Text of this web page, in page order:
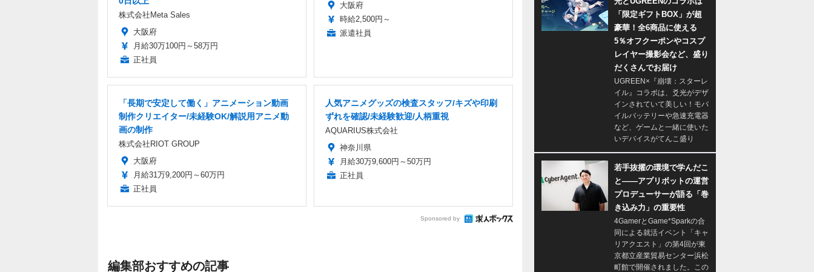
株式会社Meta Sales
大阪府
月給30万100円～58万円
正社員
大阪府
時給2,500円～
派遣社員
「長期で安定して働く」アニメーション動画
制作クリエイター/未経験OK/解説用アニメ動
画の制作
株式会社RIOT GROUP
大阪府
月給31万9,200円～60万円
正社員
人気アニメグッズの検査スタッフ/キズや印刷
ずれを確認/未経験歓迎/人柄重視
AQUARIUS株式会社
神奈川県
月給30万9,600円～50万円
正社員
Sponsored by
編集部おすすめの記事
「限定ギフトBOX」が超
豪華！全6商品に使える
5％オフクーポンやコスプ
レイヤー撮影会など、盛り
だくさんでお届け
UGREEN×『崩壊：スターレ
イル』コラボは、爻光がデザ
インされていて美しい！モバ
イルバッテリーや急速充電器
など、ゲームと一緒に使いた
いデバイスがてんこ盛り
若手抜擢の環境で学んだこ
と――アプリボットの運営
プロデューサーが語る「巻
き込み力」の重要性
4GamerとGame*Sparkの合
同による就活イベント「キャ
リアクエスト」の第4回が東
京都立産業貿易センター浜松
町館で開催されました。この